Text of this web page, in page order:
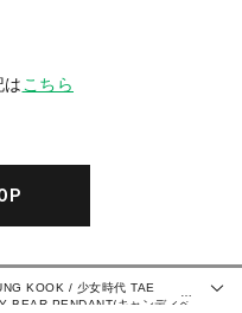
はこちら
…
KOOK / 少女時代 TAE
BEAR PENDANT/キャンディベ